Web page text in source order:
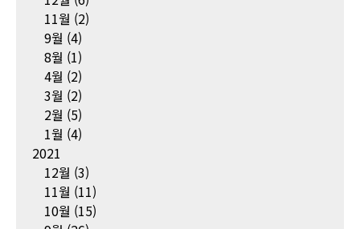
11월 (2)
9월 (4)
8월 (1)
4월 (2)
3월 (2)
2월 (5)
1월 (4)
2021
12월 (3)
11월 (11)
10월 (15)